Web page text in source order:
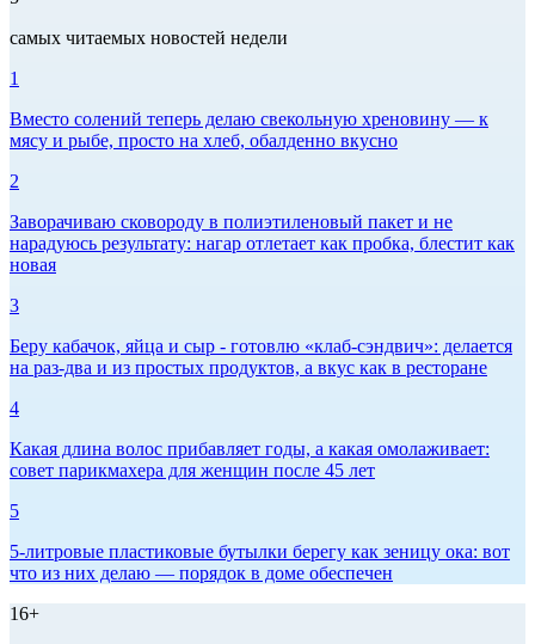
самых читаемых новостей недели
1
Вместо солений теперь делаю свекольную хреновину — к
мясу и рыбе, просто на хлеб, обалденно вкусно
2
Заворачиваю сковороду в полиэтиленовый пакет и не
нарадуюсь результату: нагар отлетает как пробка, блестит как
новая
3
Беру кабачок, яйца и сыр - готовлю «клаб-сэндвич»: делается
на раз-два и из простых продуктов, а вкус как в ресторане
4
Какая длина волос прибавляет годы, а какая омолаживает:
совет парикмахера для женщин после 45 лет
5
5-литровые пластиковые бутылки берегу как зеницу ока: вот
что из них делаю — порядок в доме обеспечен
16+